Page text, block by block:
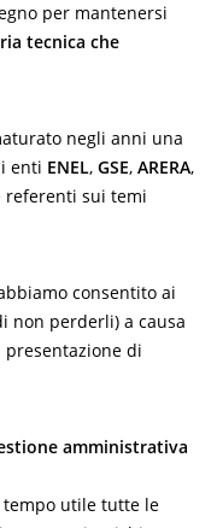
per mantenersi
tecnica che
negli anni una
enti ENEL, GSE, ARERA,
referenti sui temi
consentito ai
non perderli) a causa
di
amministrativa
utile tutte le